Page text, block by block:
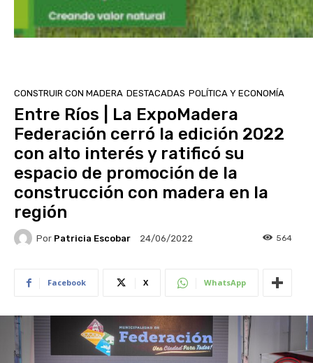
CONSTRUIR CON MADERA DESTACADAS POLÍTICA Y ECONOMÍA
Entre Ríos | La ExpoMadera
Federación cerró la edición 2022
con alto interés y ratificó su
espacio de promoción de la
construcción con madera en la
región
Por Patricia Escobar 24/06/2022 564
Facebook X WhatsApp